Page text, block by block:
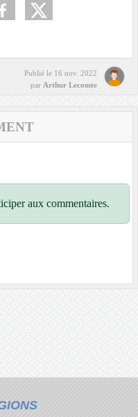
Publié le 16 nov. 2022
par Arthur Lecomte
aux commentaires.